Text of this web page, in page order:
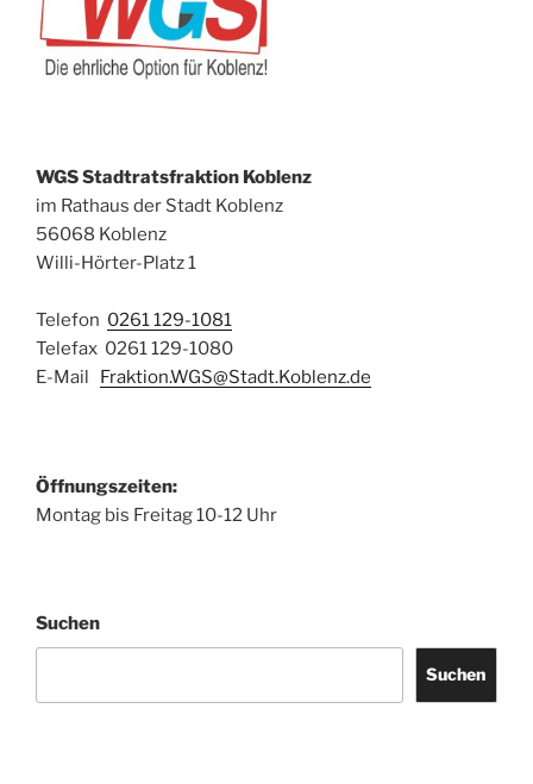
WGS Stadtratsfraktion Koblenz
im Rathaus der Stadt Koblenz
56068 Koblenz
Willi-Hörter-Platz 1
Telefon 0261 129-1081
Telefax 0261 129-1080
E-Mail
Fraktion.WGS@Stadt.Koblenz.de
Öffnungszeiten:
Montag bis Freitag 10-12 Uhr
Suchen
Suchen